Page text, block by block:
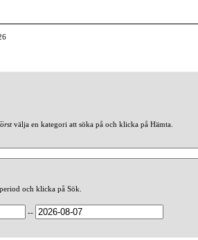
välja en kategori att söka på och klicka på Hämta.
och klicka på Sök.
--